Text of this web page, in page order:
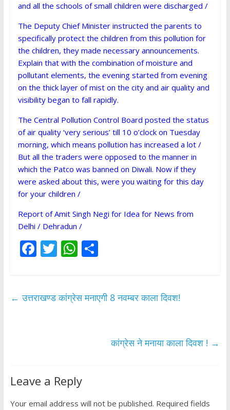
and all the schools of small children were discharged /
The Deputy Chief Minister instructed the parents to
specifically protect the children from this pollution for
the children, they made necessary announcements.
Explain that with the combination of moisture and
pollutant elements, the evening started from evening
on the thick layer of mist on the city and air quality and
visibility began to fall rapidly.
The Central Pollution Control Board posted the status
of air quality ‘very serious’ till 10 o’clock on Tuesday
morning, which means pollution has increased a lot /
But all the traders were opposed to the manner in
which the Patco was banned on Diwali. Now if they
were asked about this, were you waiting for this day
for your children /
Report of Amit Singh Negi for Idea for News from
Delhi / Dehradun /
F
b
T
er
W
s
S
e
← उत्तराखण्ड कांग्रेस मनाएगी 8 नवम्बर काला दिवश!
कांग्रेस ने मनाया काला दिवश ! →
Leave a Reply
Your email address will not be published. Required fields